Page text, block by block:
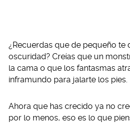
¿Recuerdas que de pequeño te
oscuridad? Creías que un
la cama o que los fantasmas
inframundo para jalarte los pies.
Ahora que has crecido ya no
por lo menos, eso es lo que